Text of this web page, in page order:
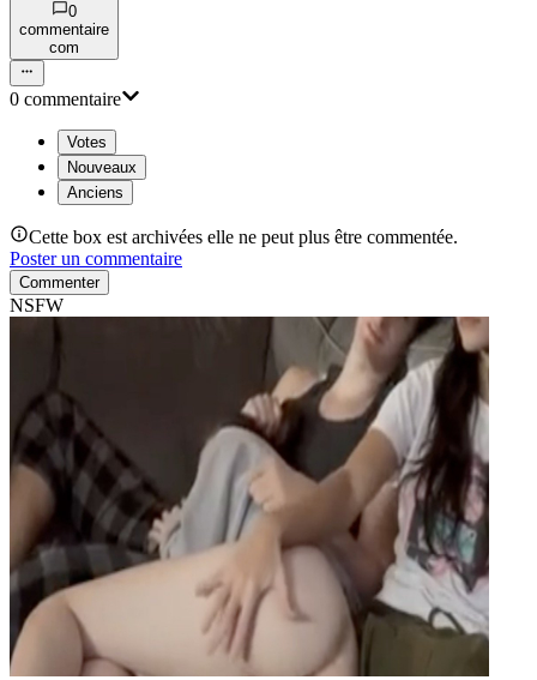
0
commentaire
com
0 commentaire
Votes
Nouveaux
Anciens
Cette box est archivées elle ne peut plus être commentée.
Poster un commentaire
Commenter
NSFW